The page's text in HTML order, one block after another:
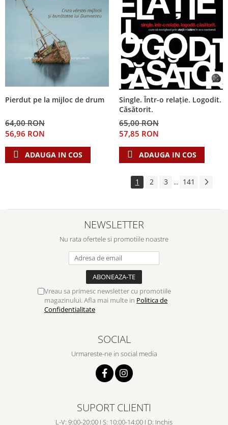
Pierdut pe la mijloc de drum
64,00 RON
56,96 RON
ADAUGA IN COS
Single. Într-o relație. Logodit.
Căsătorit.
65,00 RON
57,85 RON
ADAUGA IN COS
1 2 3 ... 141
NEWSLETTER
Nu rata ofertele si promotiile noastre
Vreau sa primesc newsletter cu promotiile
magazinului. Afla mai multe in Politica de
Confidentialitate
SOCIAL
Urmareste-ne in social media
SUPORT CLIENTI
L-V: 9:00-20:00 I S: 10:00-14:00 I D: Inchis